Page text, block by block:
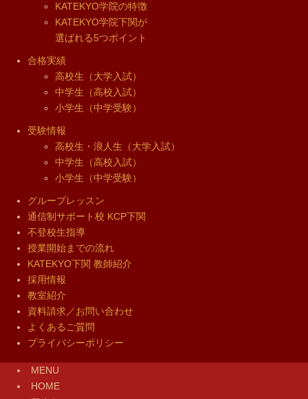
KATEKYO学院の特徴
KATEKYO学院下関が
選ばれる5つポイント
合格実績
高校生（大学入試）
中学生（高校入試）
小学生（中学受験）
受験情報
高校生・浪人生（大学入試）
中学生（高校入試）
小学生（中学受験）
グループレッスン
通信制サポート校 KCP下関
不登校生指導
授業開始までの流れ
KATEKYO下関 教師紹介
採用情報
教室紹介
資料請求／お問い合わせ
よくあるご質問
プライバシーポリシー
MENU
HOME